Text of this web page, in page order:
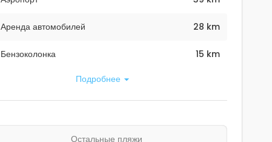
Аренда автомобилей 28 km
Бензоколонка 15 km
Подробнее
Остальные пляжи